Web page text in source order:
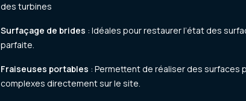
des turbines
Surfaçage de brides : Idéales pour restaurer l’état des
parfaite.
Fraiseuses portables : Permettent de réaliser des surfaces
complexes directement sur le site.